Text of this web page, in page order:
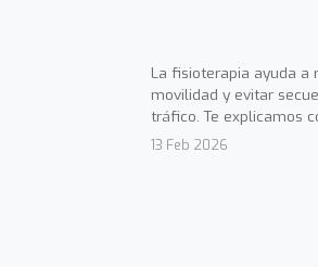
La fisioterapia ayuda a
movilidad y evitar
tráfico. Te explicamos
13 Feb 2026